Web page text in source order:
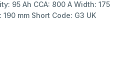
95 Ah CCA: 800 A Width: 175
mm Short Code: G3 UK